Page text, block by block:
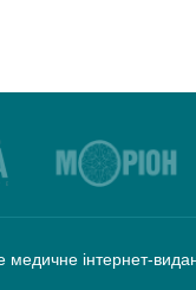
медичне інтернет-